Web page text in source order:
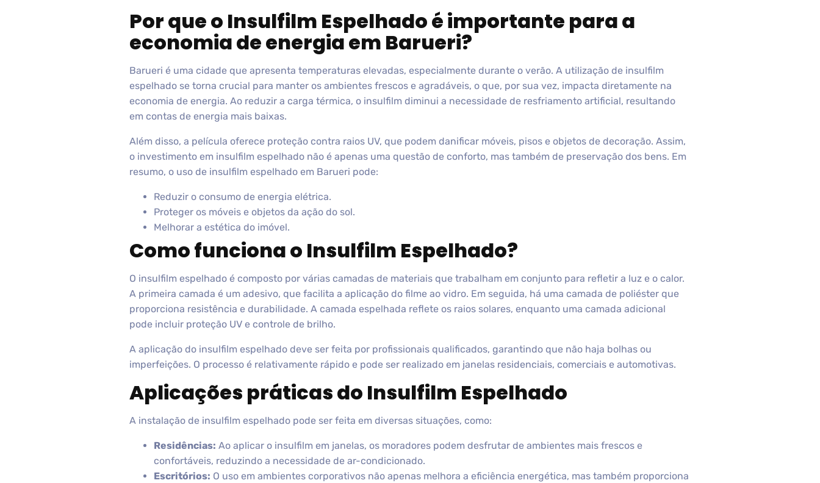
Por que o Insulfilm Espelhado é importante para a
economia de energia em Barueri?
Barueri é uma cidade que apresenta temperaturas elevadas, especialmente durante o verão. A utilização de insulfilm
espelhado se torna crucial para manter os ambientes frescos e agradáveis, o que, por sua vez, impacta diretamente na
economia de energia. Ao reduzir a carga térmica, o insulfilm diminui a necessidade de resfriamento artificial, resultando
em contas de energia mais baixas.
Além disso, a película oferece proteção contra raios UV, que podem danificar móveis, pisos e objetos de decoração. Assim,
o investimento em insulfilm espelhado não é apenas uma questão de conforto, mas também de preservação dos bens. Em
resumo, o uso de insulfilm espelhado em Barueri pode:
Reduzir o consumo de energia elétrica.
Proteger os móveis e objetos da ação do sol.
Melhorar a estética do imóvel.
Como funciona o Insulfilm Espelhado?
O insulfilm espelhado é composto por várias camadas de materiais que trabalham em conjunto para refletir a luz e o calor.
A primeira camada é um adesivo, que facilita a aplicação do filme ao vidro. Em seguida, há uma camada de poliéster que
proporciona resistência e durabilidade. A camada espelhada reflete os raios solares, enquanto uma camada adicional
pode incluir proteção UV e controle de brilho.
A aplicação do insulfilm espelhado deve ser feita por profissionais qualificados, garantindo que não haja bolhas ou
imperfeições. O processo é relativamente rápido e pode ser realizado em janelas residenciais, comerciais e automotivas.
Aplicações práticas do Insulfilm Espelhado
A instalação de insulfilm espelhado pode ser feita em diversas situações, como:
Residências: Ao aplicar o insulfilm em janelas, os moradores podem desfrutar de ambientes mais frescos e
confortáveis, reduzindo a necessidade de ar-condicionado.
Escritórios: O uso em ambientes corporativos não apenas melhora a eficiência energética, mas também proporciona